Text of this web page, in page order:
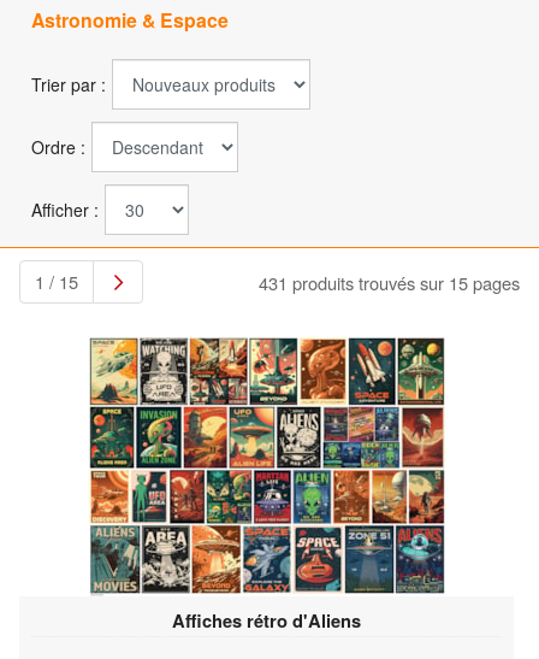
Astronomie & Espace
Trier par :
Ordre :
Afficher :
1 / 15 431 produits trouvés sur 15 pages
Affiches rétro d'Aliens